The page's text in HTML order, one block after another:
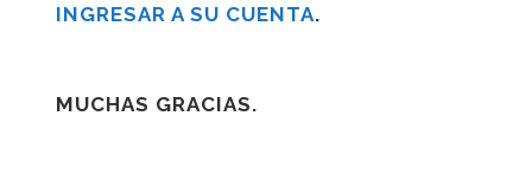
INGRESAR A SU CUENTA.
MUCHAS GRACIAS.